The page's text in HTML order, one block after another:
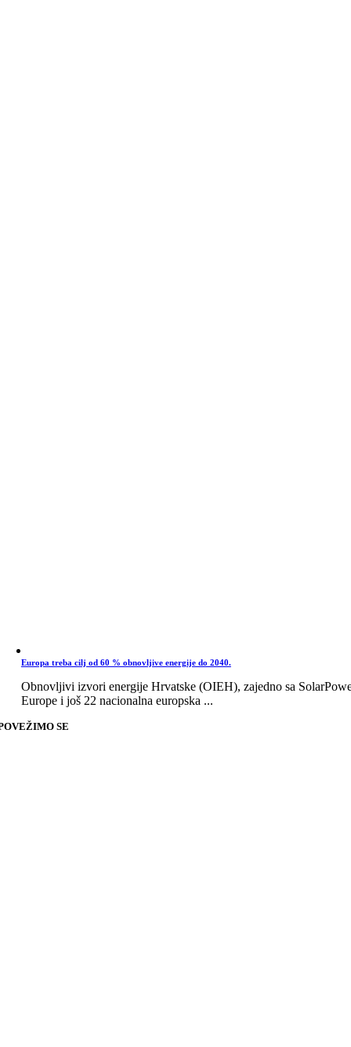
Europa treba cilj od 60 % obnovljive energije do 2040.
Obnovljivi izvori energije Hrvatske (OIEH), zajedno sa
Europe i još 22 nacionalna europska ...
SE